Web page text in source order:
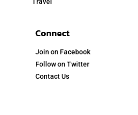
Connect
Join on Facebook
Follow on Twitter
Contact Us